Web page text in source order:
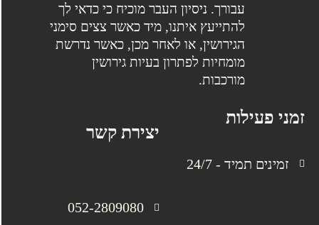
עבורך. ניסיון העבר מוכיח כי כדאי לך
להתייעץ איתנו, מיד כאשר צצים סימני
הגירושין, או לאחר מכן, כאשר נדרשת
מומחיות לפתרון בעיות גירושין
מורכבות.
זמני פעילות
זמינים תמיד - 24/7
יצירת קשר
052-2809080